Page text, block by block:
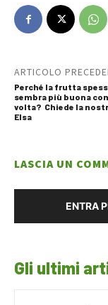
ARTICOLO
Perché la frutta
sembra più buona
volta? Chiede la
Elsa
LASCIA UN
ENTRA
Gli ultimi